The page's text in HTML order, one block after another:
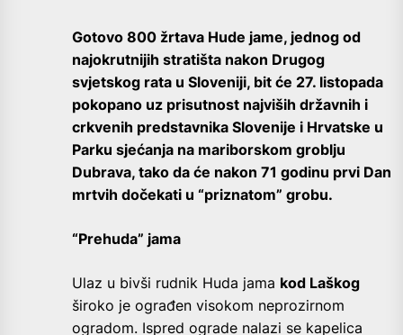
Gotovo 800 žrtava Hude jame, jednog od
najokrutnijih stratišta nakon Drugog
svjetskog rata u Sloveniji, bit će 27. listopada
pokopano uz prisutnost najviših državnih i
crkvenih predstavnika Slovenije i Hrvatske u
Parku sjećanja na mariborskom groblju
Dubrava, tako da će nakon 71 godinu prvi Dan
mrtvih dočekati u “priznatom” grobu.
“Prehuda” jama
Ulaz u bivši rudnik Huda jama kod Laškog
široko je ograđen visokom neprozirnom
ogradom. Ispred ograde nalazi se kapelica